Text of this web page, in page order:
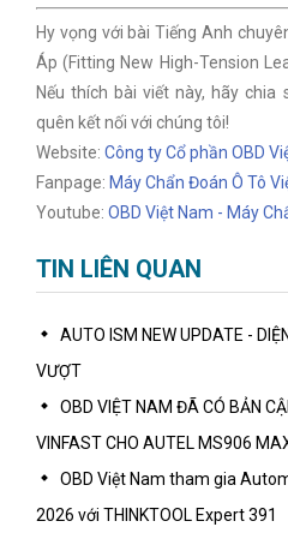
Hy vọng với bài Tiếng Anh
Áp (Fitting New High-Tension
Nếu thích bài viết này, hãy
quên kết nối với chúng tôi!
Website: Công ty Cổ phần OBD
Fanpage: Máy Chẩn Đoán Ô Tô
Youtube: OBD Việt Nam - Máy
TIN LIÊN QUAN
AUTO ISM NEW UPDATE -
VƯỢT
OBD VIỆT NAM ĐÃ CÓ BẢN
VINFAST CHO AUTEL MS906
OBD Việt Nam tham gia
2026 với THINKTOOL Expert 391